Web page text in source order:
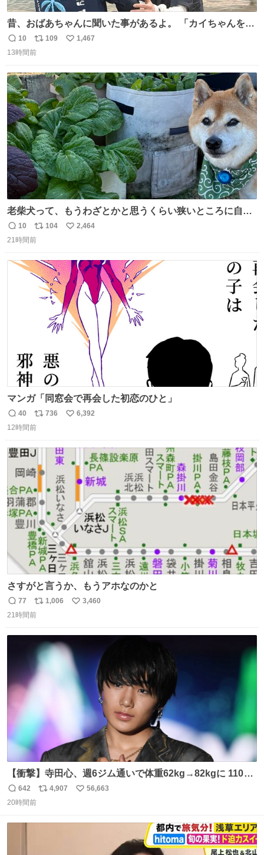
昔、おばあちゃんに聞いた事があるよ。 「カイちゃんをい
じめると、アイツが海から上がって来るぞ。」って。
返
信
10
リ
ポ
ト
数
109
い
数
1,467
13時間前
老柴犬って、もうわざとかと思うくらい狭いところに自ら
はまりにいくじゃないですか？ 今朝ガーデニングしてる飼
い主の間にはまってきて、最高に可愛かった♥️
返
信
10
リ
ポ
ト
数
104
い
数
2,464
21時間前
マンガ「同窓会で再会した初恋のひと」
返
信
40
リ
ポ
ト
数
736
い
6,392
12時間前
さすがと言うか、もうアホなのかと
返
信
77
リ
ポ
ト
数
1,006
い
3,460
21時間前
【衝撃】寺田心、週6ジム通いで体重62kg→82kgに 110kg
のベンチプレス持ち上げる姿披露
news.livedoor.com/article/detail… 元々自重のみだった
のためおにぎり10個、ゼリー飲料3～4本、パスタと毎日4
千kcalオーバーの食事を摂取し、増量したという。
返
信
642
リ
4,907
い
56,663
20時間前